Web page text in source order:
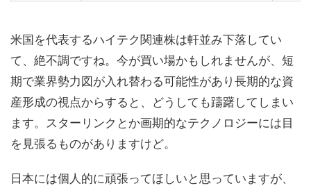
米国を代表するハイテク関連株は軒並み下落してい
て、絶不調ですね。今が買い場かもしれませんが、短
期で業界勢力図が入れ替わる可能性があり長期的な資
産形成の視点からすると、どうしても躊躇してしまい
ます。スターリンクとか画期的なテクノロジーには目
を見張るものがありますけど。
日本には個人的に頑張ってほしいと思っていますが、